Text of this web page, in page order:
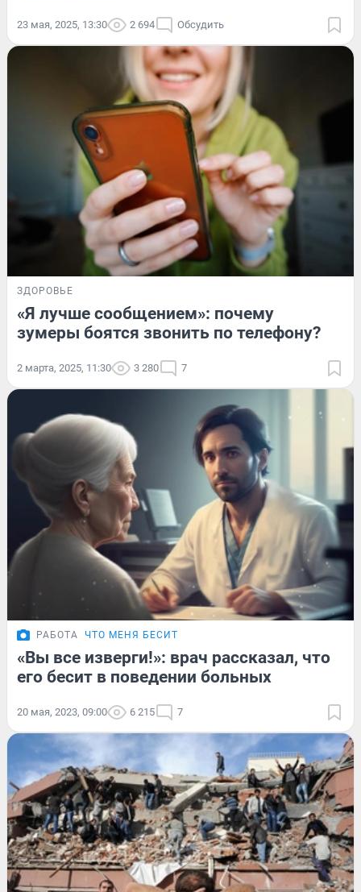
23 мая, 2025, 13:30 2 694 Обсудить
ЗДОРОВЬЕ
«Я лучше сообщением»: почему
зумеры боятся звонить по телефону?
2 марта, 2025, 11:30 3 280 7
РАБОТА ЧТО МЕНЯ БЕСИТ
«Вы все изверги!»: врач рассказал, что
его бесит в поведении больных
20 мая, 2023, 09:00 6 215 7